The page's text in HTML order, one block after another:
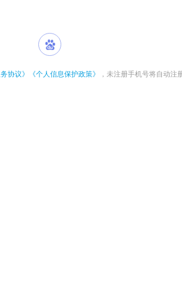
务协议》 《个人信息保护政策》 ，未注册手机号将自动注